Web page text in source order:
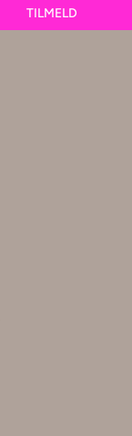
TILMELD